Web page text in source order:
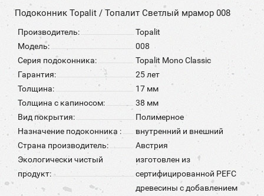
Подоконник Topalit / Топалит Светлый мрамор 008
Производитель:
Topalit
Модель:
008
Серия подоконника:
Topalit Mono Classic
Гарантия:
25 лет
Толщина:
17 мм
Толщина с капиносом:
38 мм
Вид покрытия:
Полимерное
Назначение подоконника :
внутренний и внешний
Страна производитель:
Австрия
Экологически чистый
продукт:
изготовлен из
сертифицированной PEFC
древесины с добавлением